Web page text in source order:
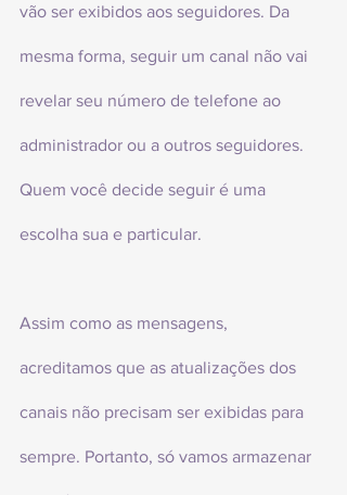
vão ser exibidos aos seguidores. Da
mesma forma, seguir um canal não vai
revelar seu número de telefone ao
administrador ou a outros seguidores.
Quem você decide seguir é uma
escolha sua e particular.
Assim como as mensagens,
acreditamos que as atualizações dos
canais não precisam ser exibidas para
sempre. Portanto, só vamos armazenar